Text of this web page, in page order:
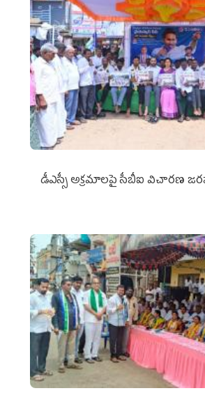
డీఎస్సీ అక్రమాలపై సీబీఐ విచారణ